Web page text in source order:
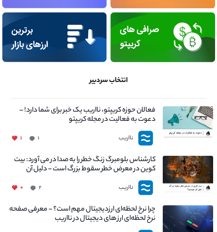
انتخاب سردبیر
فعالان حوزه کریپتو، نااریب یک خبر برای شما دارد! –
دعوت به فعالیت در مجله کریپتو
نااریب ۱ ۱
کارشناس بلومبرگ زنگ خطر را به صدا در می آورد: بیت
کوین در معرض خطر سقوط بزرگ است - دلیل آن
چیست؟
نااریب ۲ ۰
چرا نرخ لحظه‌ای ارزدیجیتال مهم است؟ - معرفی صفحه
نرخ لحظه‌ای ارز های دیجیتال در نااریب